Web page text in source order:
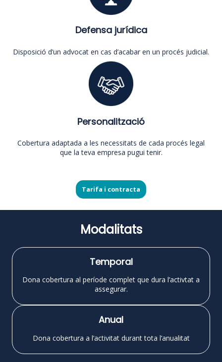
Defensa jurídica
Disposició d’un advocat en cas d’acabar en un procés judicial.
Personalització
Cobertura adaptada a les necessitats de cada procés legal
que la teva empresa pugui tenir.
Tarifa i contracta
Modalitats
Temporal
Dona cobertura al període complet que dura l’activtat a
assegurar.
Anual
Dona cobertura a l’activitat durant tota l’anualitat